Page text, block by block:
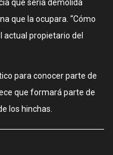
que sería demolida
que la ocupara. “Cómo
actual propietario del
para conocer parte de
que formará parte de
los hinchas.